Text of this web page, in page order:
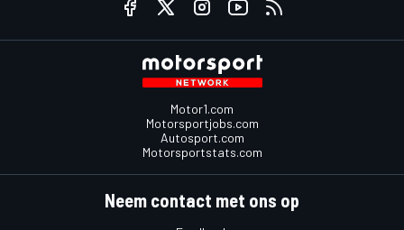
Motor1.com
Motorsportjobs.com
Autosport.com
Motorsportstats.com
Neem contact met ons op